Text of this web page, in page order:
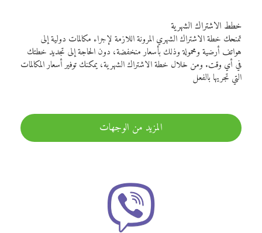
خطط الاشتراك الشهرية
تمنحك خطة الاشتراك الشهري المرونة اللازمة لإجراء مكالمات دولية إلى
هواتف أرضية ومحمولة وذلك بأسعار منخفضة، دون الحاجة إلى تجديد خطتك
في أي وقت. ومن خلال خطة الاشتراك الشهرية، يمكنك توفير أسعار المكالمات
التي تجريها بالفعل
المزيد من الوجهات